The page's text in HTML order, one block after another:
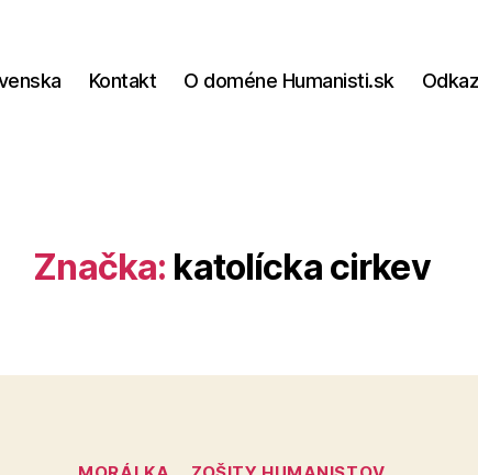
Kontakt O doméne Humanisti.sk
Značka: katolícka cirkev
Kategórie